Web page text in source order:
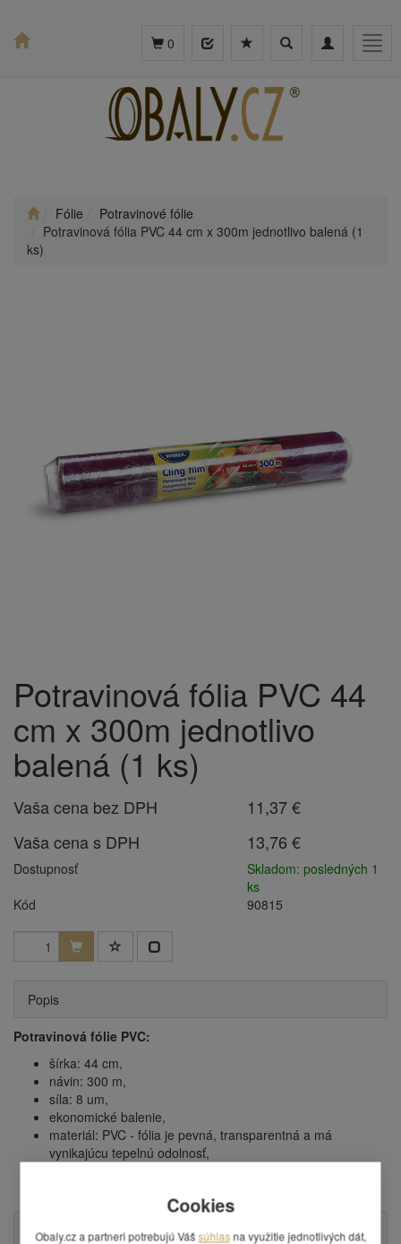
Toggle
Toggle
0
Fólie
Potravinové fólie
Potravinová fólia PVC 44 cm x 300m jednotlivo balená (1
ks)
Potravinová fólia PVC 44
cm x 300m jednotlivo
balená (1 ks)
Vaša cena bez DPH
11,37 €
Vaša cena s DPH
13,76 €
Dostupnosť
Skladom: posledných 1
ks
Kód
90815
Popis
Potravinová fólie PVC:
šírka: 44 cm,
návin: 300 m,
síla: 8 um,
ekonomické balenie,
materiál: PVC - fólia je pevná, transparentná a má
vynikajúcu tepelnú odolnosť,
Otázka
Cookies
Obaly.cz a partneri potrebujú Vášsúhlas na využitie jednotlivých dát,